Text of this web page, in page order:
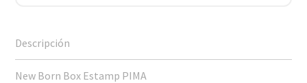
New Born Box Estamp PIMA